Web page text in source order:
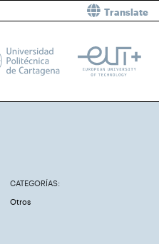
Translate
CATEGORÍAS:
Otros